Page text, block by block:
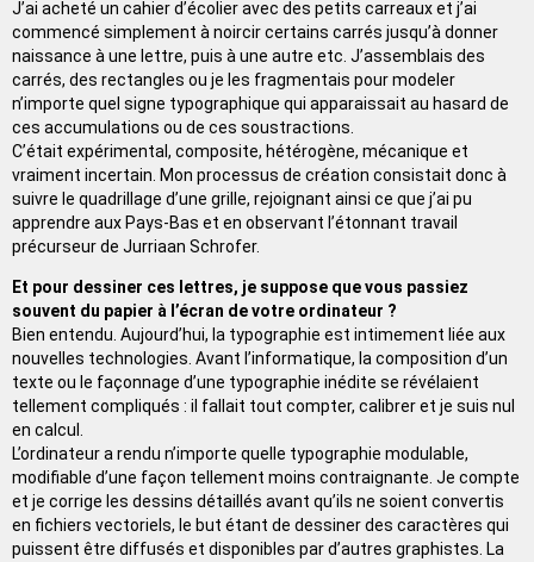
J’ai acheté un cahier d’écolier avec des petits carreaux et j’ai
commencé simplement à noircir certains carrés jusqu’à donner
naissance à une lettre, puis à une autre etc. J’assemblais des
carrés, des rectangles ou je les fragmentais pour modeler
n’importe quel signe typographique qui apparaissait au hasard de
ces accumulations ou de ces soustractions.
C’était expérimental, composite, hétérogène, mécanique et
vraiment incertain. Mon processus de création consistait donc à
suivre le quadrillage d’une grille, rejoignant ainsi ce que j’ai pu
apprendre aux Pays-Bas et en observant l’étonnant travail
précurseur de Jurriaan Schrofer.
Et pour dessiner ces lettres, je suppose que vous passiez
souvent du papier à l’écran de votre ordinateur ?
Bien entendu. Aujourd’hui, la typographie est intimement liée aux
nouvelles technologies. Avant l’informatique, la composition d’un
texte ou le façonnage d’une typographie inédite se révélaient
tellement compliqués : il fallait tout compter, calibrer et je suis nul
en calcul.
L’ordinateur a rendu n’importe quelle typographie modulable,
modifiable d’une façon tellement moins contraignante. Je compte
et je corrige les dessins détaillés avant qu’ils ne soient convertis
en fichiers vectoriels, le but étant de dessiner des caractères qui
puissent être diffusés et disponibles par d’autres graphistes. La